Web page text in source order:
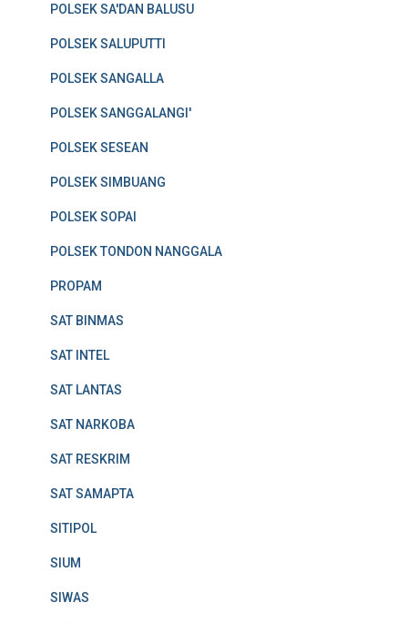
POLSEK SA'DAN BALUSU
POLSEK SALUPUTTI
POLSEK SANGALLA
POLSEK SANGGALANGI'
POLSEK SESEAN
POLSEK SIMBUANG
POLSEK SOPAI
POLSEK TONDON NANGGALA
PROPAM
SAT BINMAS
SAT INTEL
SAT LANTAS
SAT NARKOBA
SAT RESKRIM
SAT SAMAPTA
SITIPOL
SIUM
SIWAS